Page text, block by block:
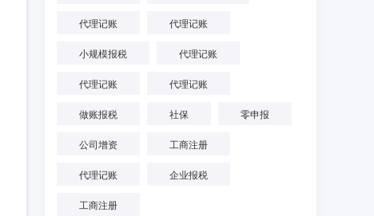
代理记账 代理记账
小规模报税 代理记账
代理记账 代理记账
做账报税 社保 零申报
公司增资 工商注册
代理记账 企业报税
工商注册